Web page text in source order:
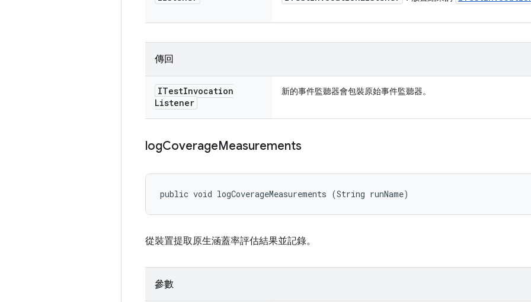
傳回
ITestInvocation
Listener
新的事件監聽器會包裝原始事件監聽器。
logCoverageMeasurements
public void logCoverageMeasurements (String runName)
從裝置提取原生涵蓋率評估結果並記錄。
參數